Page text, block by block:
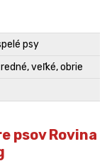
psy
veľké, obrie
psov Rovina